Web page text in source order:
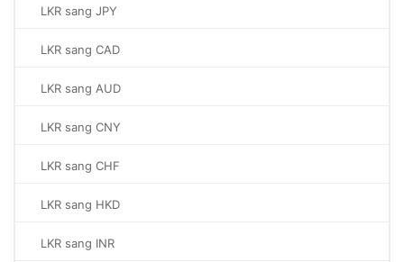
LKR sang JPY
LKR sang CAD
LKR sang AUD
LKR sang CNY
LKR sang CHF
LKR sang HKD
LKR sang INR